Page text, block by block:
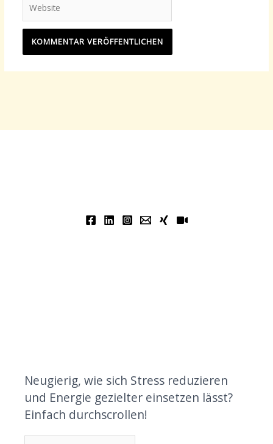
Neugierig, wie sich Stress reduzieren
und Energie gezielter einsetzen lässt?
Einfach durchscrollen!